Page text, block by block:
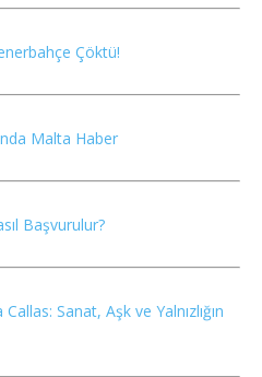
Çöktü!
Malta Haber
Başvurulur?
Sanat, Aşk ve Yalnızlığın